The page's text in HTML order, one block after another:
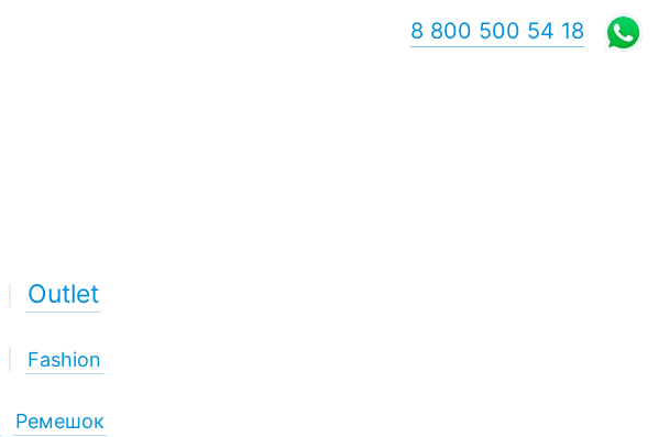
8 800 500 54 18
Outlet
Fashion
Ремешок